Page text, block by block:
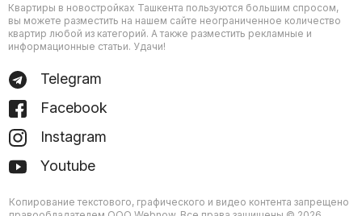
Квартиры в новостройках Ташкента пользуются большим спросом,
вы можете разместить на нашем сайте неограниченное количество
квартир любой из категорий. А также разместить рекламные и
информационные статьи. Удачи!
Telegram
Facebook
Instagram
Youtube
Копирование текстового, графического и видео контента запрещено